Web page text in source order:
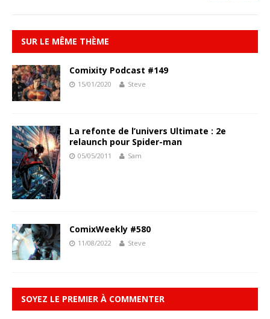
SUR LE MÊME THÈME
Comixity Podcast #149
15/01/2020 Steve
La refonte de l’univers Ultimate : 2e
relaunch pour Spider-man
05/05/2011 Sam
ComixWeekly #580
11/08/2022 Steve
SOYEZ LE PREMIER À COMMENTER